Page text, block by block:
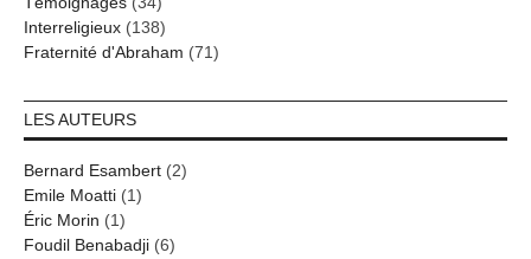
Interreligieux (138)
Fraternité d'Abraham (71)
LES AUTEURS
Bernard Esambert (2)
Emile Moatti (1)
Éric Morin (1)
Foudil Benabadji (6)